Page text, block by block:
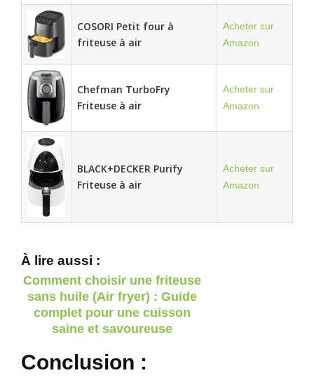
COSORI Petit four à
friteuse à air
Acheter sur
Amazon
Chefman TurboFry
Friteuse à air
Acheter sur
Amazon
BLACK+DECKER Purify
Friteuse à air
Acheter sur
Amazon
À lire aussi :
Comment choisir une friteuse
sans huile (Air fryer) : Guide
complet pour une cuisson
saine et savoureuse
Conclusion :